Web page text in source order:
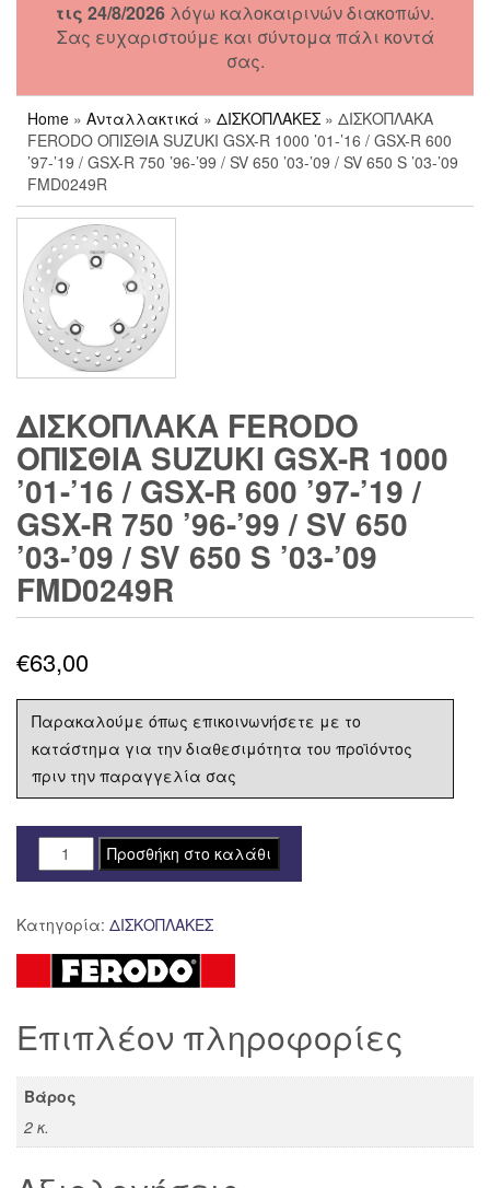
τις 24/8/2026 λόγω καλοκαιρινών διακοπών.
Σας ευχαριστούμε και σύντομα πάλι κοντά
σας.
Home » Ανταλλακτικά » ΔΙΣΚΟΠΛΑΚΕΣ » ΔΙΣΚΟΠΛΑΚΑ
FERODO ΟΠΙΣΘΙΑ SUZUKI GSX-R 1000 ’01-’16 / GSX-R 600
’97-’19 / GSX-R 750 ’96-’99 / SV 650 ’03-’09 / SV 650 S ’03-’09
FMD0249R
ΔΙΣΚΟΠΛΑΚΑ FERODO
ΟΠΙΣΘΙΑ SUZUKI GSX-R 1000
’01-’16 / GSX-R 600 ’97-’19 /
GSX-R 750 ’96-’99 / SV 650
’03-’09 / SV 650 S ’03-’09
FMD0249R
€63,00
Παρακαλούμε όπως επικοινωνήσετε με το
κατάστημα για την διαθεσιμότητα του προϊόντος
πριν την παραγγελία σας
ΔΙΣΚΟΠΛΑΚΑ
FERODO
SUZUKI
GSX-
R
'01-
/
GSX-
R
600
Προσθήκη στο καλάθι
Κατηγορία: ΔΙΣΚΟΠΛΑΚΕΣ
Επιπλέον πληροφορίες
Βάρος
2 κ.